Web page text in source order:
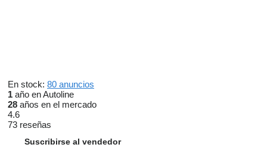
En stock: 80 anuncios
1 año en Autoline
28 años en el mercado
4.6
73 reseñas
Suscribirse al vendedor